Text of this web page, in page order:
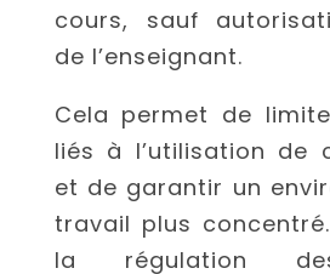
cours, sauf
de l’enseignant.
Cela permet de
liés à l’utilisation de
et de garantir un
travail plus
la régulation